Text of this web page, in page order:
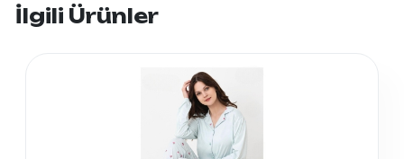
İlgili Ürünler